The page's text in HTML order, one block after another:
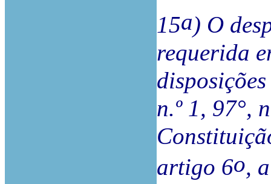
15a) O
requerida
n.º 1, 97°,
artigo 6o,